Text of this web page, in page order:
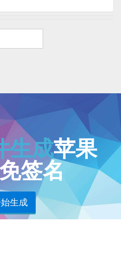
生成苹果
签名
生成